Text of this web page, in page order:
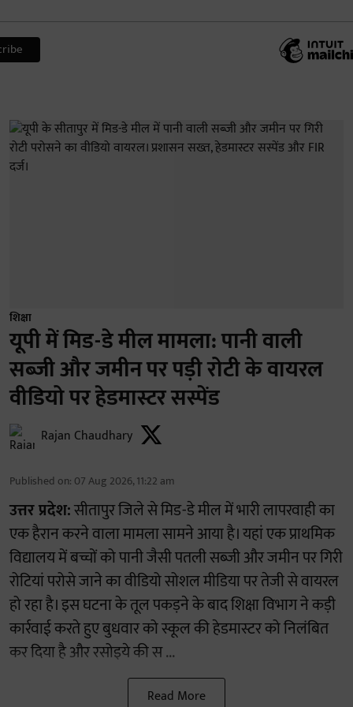
शिक्षा
यूपी में मिड-डे मील मामला: पानी वाली
सब्जी और जमीन पर पड़ी रोटी के वायरल
वीडियो पर हेडमास्टर सस्पेंड
Rajan Chaudhary
Published on: 07 Aug 2026, 11:22 am
उत्तर प्रदेश:सीतापुर जिले से मिड-डे मील में भारी लापरवाही का
एक हैरान करने वाला मामला सामने आया है। यहां एक प्राथमिक
विद्यालय में बच्चों को पानी जैसी पतली सब्जी और जमीन पर गिरी
रोटियां परोसे जाने का वीडियो सोशल मीडिया पर तेजी से वायरल
हो रहा है। इस घटना के तूल पकड़ने के बाद शिक्षा विभाग ने कड़ी
कार्रवाई करते हुए बुधवार को स्कूल की हेडमास्टर को निलंबित
कर दिया है और रसोइये की स ...
Read More